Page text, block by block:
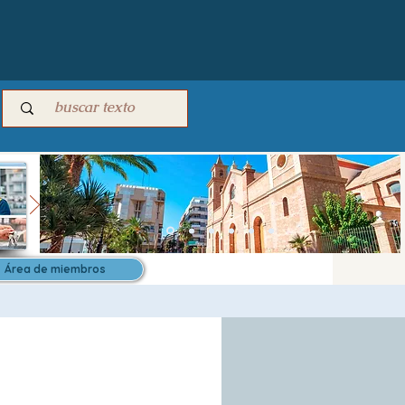
Área de miembros